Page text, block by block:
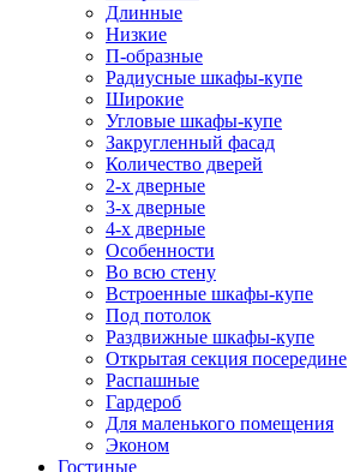
Длинные
Низкие
П-образные
Радиусные шкафы-купе
Широкие
Угловые шкафы-купе
Закругленный фасад
Количество дверей
2-х дверные
3-х дверные
4-х дверные
Особенности
Во всю стену
Встроенные шкафы-купе
Под потолок
Раздвижные шкафы-купе
Открытая секция посередине
Распашные
Гардероб
Для маленького помещения
Эконом
Гостиные